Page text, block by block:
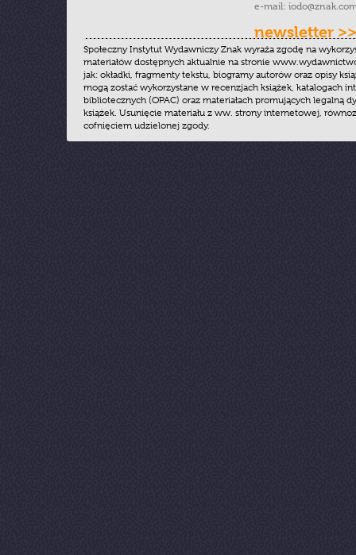
e-mail:
newsletter >>
Społeczny Instytut Wydawniczy Znak wyraża zgodę na
materiałów dostępnych aktualnie na stronie
jak: okładki, fragmenty tekstu, biogramy autorów oraz opisy
mogą zostać wykorzystane w recenzjach książek, katalogach
bibliotecznych (OPAC) oraz materiałach promujących legalną
książek. Usunięcie materiału z ww. strony internetowej,
cofnięciem udzielonej zgody.